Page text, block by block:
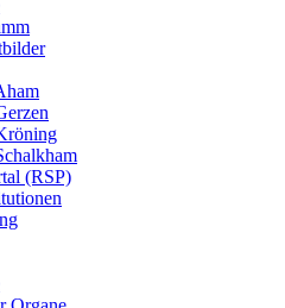
(RSP)